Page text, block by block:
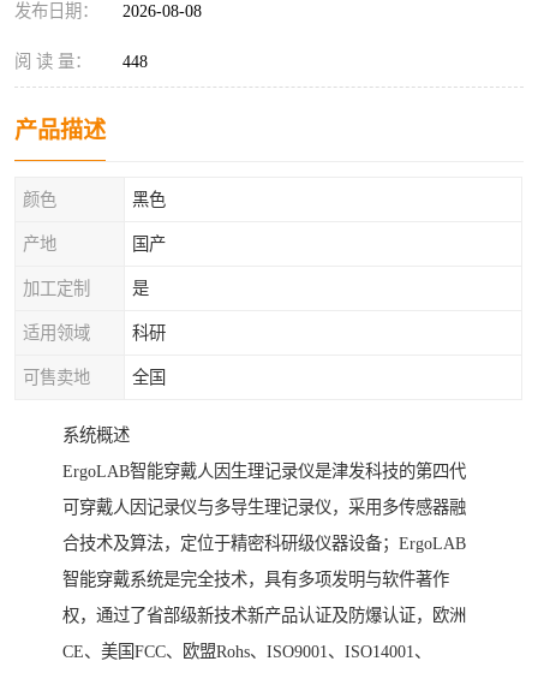
发布日期： 2026-08-08
阅 读 量： 448
产品描述
颜色 黑色
产地 国产
加工定制 是
适用领域 科研
可售卖地 全国
系统概述
ErgoLAB智能穿戴人因生理记录仪是津发科技的第四代
可穿戴人因记录仪与多导生理记录仪，采用多传感器融
合技术及算法，定位于精密科研级仪器设备；ErgoLAB
智能穿戴系统是完全技术，具有多项发明与软件著作
权，通过了省部级新技术新产品认证及防爆认证，欧洲
CE、美国FCC、欧盟Rohs、ISO9001、ISO14001、